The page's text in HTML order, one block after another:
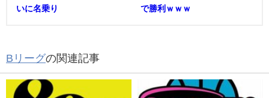
いに名乗り
で勝利ｗｗｗ
Bリーグの関連記事